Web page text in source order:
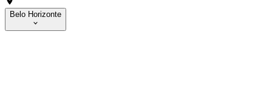
Belo Horizonte